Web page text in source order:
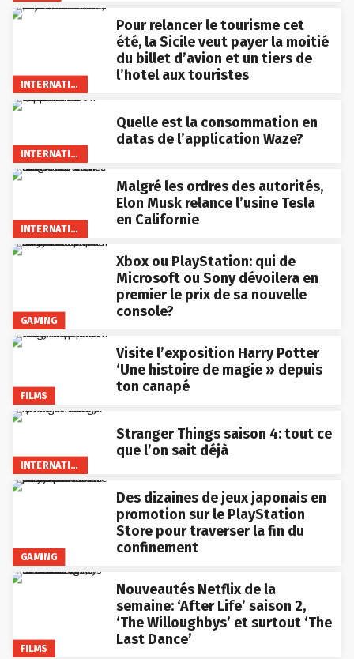
INTERNATIONAL
Pour relancer le tourisme cet
été, la Sicile veut payer la moitié
du billet d’avion et un tiers de
l’hotel aux touristes
INTERNATIONAL
Quelle est la consommation en
datas de l’application Waze?
INTERNATIONAL
Malgré les ordres des autorités,
Elon Musk relance l’usine Tesla
en Californie
GAMING
Xbox ou PlayStation: qui de
Microsoft ou Sony dévoilera en
premier le prix de sa nouvelle
console?
FILMS
Visite l’exposition Harry Potter
‘Une histoire de magie » depuis
ton canapé
INTERNATIONAL
Stranger Things saison 4: tout ce
que l’on sait déjà
GAMING
Des dizaines de jeux japonais en
promotion sur le PlayStation
Store pour traverser la fin du
confinement
FILMS
Nouveautés Netflix de la
semaine: ‘After Life’ saison 2,
‘The Willoughbys’ et surtout ‘The
Last Dance’